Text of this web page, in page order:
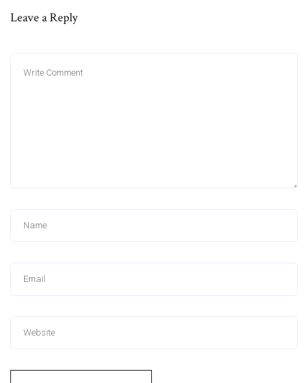
Leave a Reply